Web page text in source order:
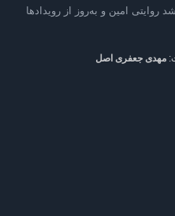
امین و به‌روز از رویدادها
مهدی جعفری اصل